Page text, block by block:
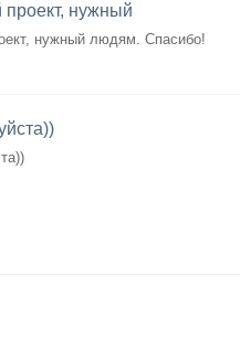
нужный
нужный людям. Спасибо!